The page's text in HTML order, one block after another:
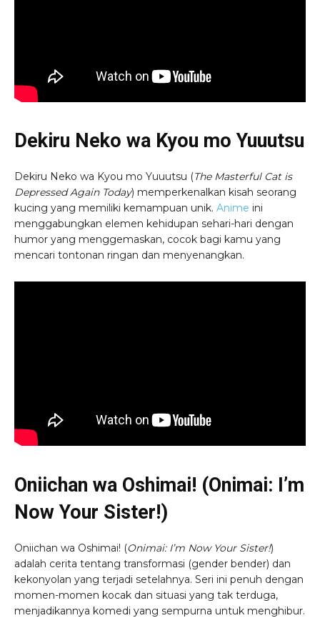
Dekiru Neko wa Kyou mo Yuuutsu
Dekiru Neko wa Kyou mo Yuuutsu (The Masterful Cat is
Depressed Again Today) memperkenalkan kisah seorang
kucing yang memiliki kemampuan unik. Anime ini
menggabungkan elemen kehidupan sehari-hari dengan
humor yang menggemaskan, cocok bagi kamu yang
mencari tontonan ringan dan menyenangkan.
Oniichan wa Oshimai! (Onimai: I’m
Now Your Sister!)
Oniichan wa Oshimai! (Onimai: I’m Now Your Sister!)
adalah cerita tentang transformasi (gender bender) dan
kekonyolan yang terjadi setelahnya. Seri ini penuh dengan
momen-momen kocak dan situasi yang tak terduga,
menjadikannya komedi yang sempurna untuk menghibur.